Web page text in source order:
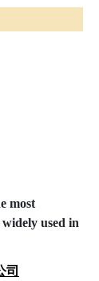
most
widely used in
司